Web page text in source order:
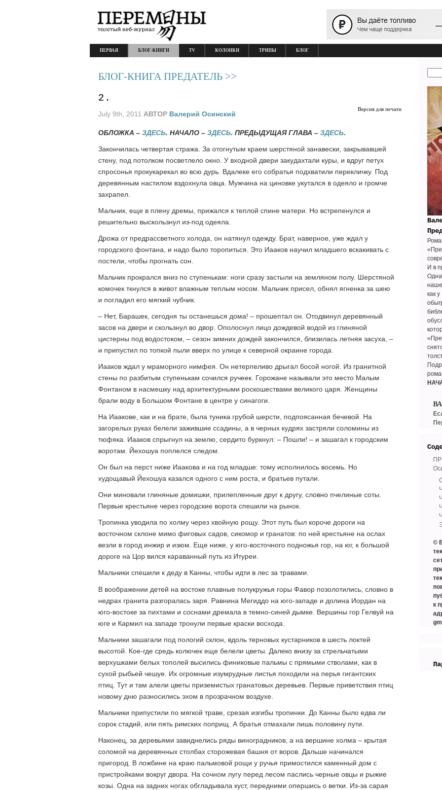
ПЕРВАЯ БЛОГ-КНИГИ TV КОЛОНКИ ТРИПЫ БЛОГ
БЛОГ-КНИГА ПРЕДАТЕЛЬ >>
2.
Версия для печати
July 9th, 2011 АВТОР Валерий Осинский
ОБЛОЖКА – ЗДЕСЬ. НАЧАЛО – ЗДЕСЬ. ПРЕДЫДУЩАЯ ГЛАВА – ЗДЕСЬ.
Закончилась четвертая стража. За отогнутым краем шерстяной занавески, закрывавшей
стену, под потолком посветлело окно. У входной двери закудахтали куры, и вдруг петух
спросонья прокукарекал во всю дурь. Вдалеке его собратья подхватили перекличку. Под
деревянным настилом вздохнула овца. Мужчина на циновке укутался в одеяло и громче
захрапел.
Мальчик, еще в плену дремы, прижался к теплой спине матери. Но встрепенулся и
решительно выскользнул из-под одеяла.
Дрожа от предрассветного холода, он натянул одежду. Брат, наверное, уже ждал у
городского фонтана, и надо было торопиться. Это Иааков научил младшего вскакивать с
постели, чтобы прогнать сон.
Мальчик прокрался вниз по ступенькам: ноги сразу застыли на земляном полу. Шерстяной
комочек ткнулся в живот влажным теплым носом. Мальчик присел, обнял ягненка за шею
и погладил его мягкий чубчик.
– Нет, Барашек, сегодня ты останешься дома! – прошептал он. Отодвинул деревянный
засов на двери и скользнул во двор. Ополоснул лицо дождевой водой из глиняной
цистерны под водостоком, – сезон зимних дождей закончился, близилась летняя засуха, –
и припустил по топкой пыли вверх по улице к северной окраине города.
Иааков ждал у мраморного нимфея. Он нетерпеливо дрыгал босой ногой. Из гранитной
стены по разбитым ступенькам сочился ручеек. Горожане называли это место Малым
Фонтаном в насмешку над архитектурными роскошествами великого царя. Женщины
брали воду в Большом Фонтане в центре у синагоги.
На Иаакове, как и на брате, была туника грубой шерсти, подпоясанная бечевой. На
загорелых руках белели зажившие ссадины, а в черных кудрях застряли соломины из
тюфяка. Иааков спрыгнул на землю, сердито буркнул: – Пошли! – и зашагал к городским
воротам. Йехошуа поплелся следом.
Он был на перст ниже Иаакова и на год младше: тому исполнилось восемь. Но
худощавый Йехошуа казался одного с ним роста, и братьев путали.
Они миновали глиняные домишки, прилепленные друг к другу, словно пчелиные соты.
Первые крестьяне через городские ворота спешили на рынок.
Тропинка уводила по холму через хвойную рощу. Этот путь был короче дороги на
восточном склоне мимо фиговых садов, сикомор и гранатов: по ней крестьяне на ослах
везли в город инжир и изюм. Еще ниже, у юго-восточного подножья гор, на юг, к большой
дороге на Цор вился караванный путь из Итуреи.
Мальчики спешили к деду в Канны, чтобы идти в лес за травами.
В воображении детей на востоке плавные полукружья горы Фавор позолотились, словно в
недрах гранита разгоралась заря. Равнина Мегиддо на юго-западе и долина Иордан на
юго-востоке за пихтами и соснами дремала в темно-синей дымке. Вершины гор Гелвуй на
юге и Кармил на западе тронули первые краски восхода.
Мальчики зашагали под пологий склон, вдоль терновых кустарников в шесть локтей
высотой. Кое-где средь колючек еще белели цветы. Далеко внизу за стрельчатыми
верхушками белых тополей высились финиковые пальмы с прямыми стволами, как в
сухой рыбьей чешуе. Их огромные изумрудные листья походили на перья гигантских
птиц. Тут и там алели цветы приземистых гранатовых деревьев. Первые приветствия птиц
новому дню разносились эхом в прозрачном воздухе.
Мальчики припустили по мягкой траве, срезая изгибы тропинки. До Канны было едва ли
сорок стадий, или пять римских поприщ. А братья отмахали лишь половину пути.
Наконец, за деревьями завиднелись ряды виноградников, а на вершине холма – крытая
соломой на деревянных столбах сторожевая башня от воров. Дальше начинался
пригород. В ложбине на краю пальмовой рощи у ручья примостился каменный дом с
пристройками вокруг двора. На сочном лугу перед лесом паслись черные овцы и рыжие
козы. Одна на задних ногах обгладывала куст, передними опершись о ветки. Из-за сарая
И в
Одна
как
©
к